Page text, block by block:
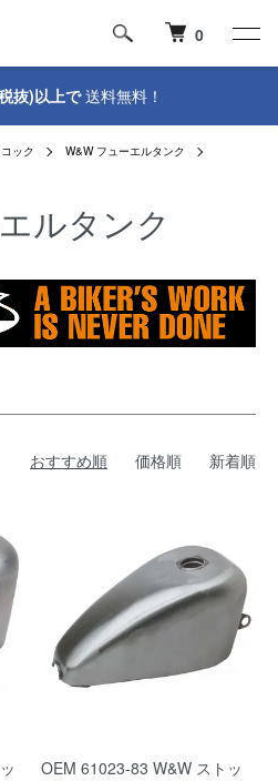
0
抜)以上で送料無料！
ック W&W フューエルタンク
ルタンク
おすすめ順 価格順 新着順
OEM 61023-83 W&W ストッ